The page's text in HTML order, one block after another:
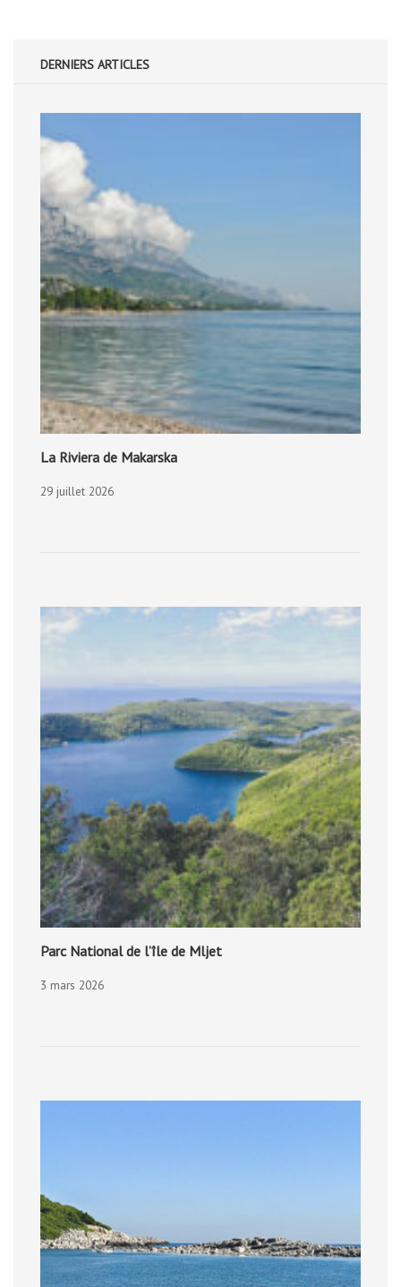
DERNIERS ARTICLES
La Riviera de Makarska
29 juillet 2026
Parc National de l’île de Mljet
3 mars 2026